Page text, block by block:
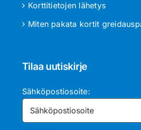
Korttitietojen lähetys
Miten pakata kortit
Tilaa uutiskirje
Sähköpostiosoite: